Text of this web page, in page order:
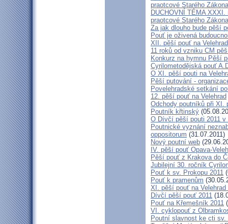
praotcové Starého Zákona
DUCHOVNÍ TÉMA
praotcové Starého Zákona
Za jak dlouho bude pěší
Pouť je oživená
XII. pěší pouť na
11 roků od vzniku CM
Konkurz na hymnu Pěší
Cyrilometodějská pouť
O XI. pěší pouti na
Pěší putování -
Povelehradské setkání
12. pěší pouť na Velehrad
Odchody poutníků při XI.
Poutník křtinský
O Dívčí pěší pouti 2011 v
Poutnické vyznání
oppositorum (31.07.2011)
Nový poutní web
IV. pěší pouť Opava-
Pěší pouť z Krakova do
Jubilejní 30. ročník
Pouť k sv. Prokopu 2011
Pouť k pramenům
XI. pěší pouť na Velehrad
Dívčí pěší pouť 2011
Pouť na Křemešník 2011
VI. cyklopouť z
Poutní slavnost ke cti sv.